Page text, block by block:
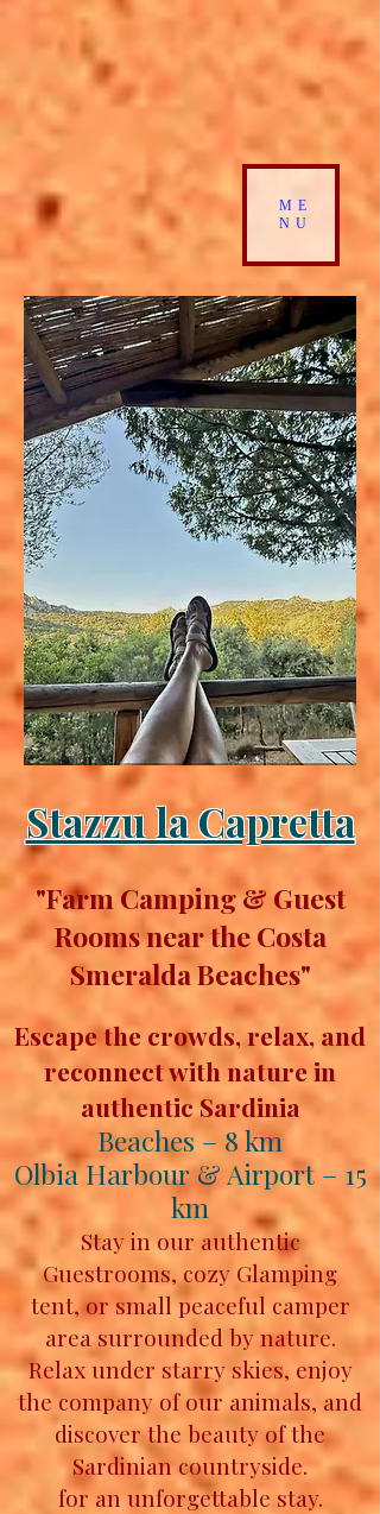
ME
NU
Stazzu la Capretta
"Farm Camping & Guest
Rooms near the Costa
Smeralda Beaches"
Escape the crowds, relax, and
reconnect with nature in
authentic Sardinia
Beaches – 8 km
Olbia Harbour & Airport – 15
km
Stay in our authentic
Guestrooms, cozy Glamping
tent, or small peaceful camper
area surrounded by nature.
Relax under starry skies, enjoy
the company of our animals, and
discover the beauty of the
Sardinian countryside.
for an unforgettable stay.